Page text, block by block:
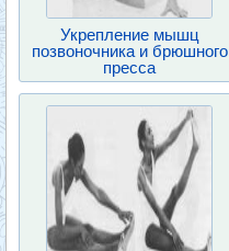
Укрепление мышц
позвоночника и брюшного
пресса